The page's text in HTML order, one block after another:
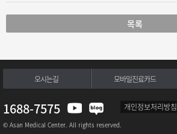
목록
오시는길 모바일진료카드
1688-7575 개인정보처리방침
© Asan Medical Center. All rights reserved.